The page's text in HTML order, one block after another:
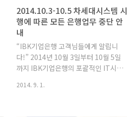
2014.10.3-10.5 차세대시스템 시
행에 따른 모든 은행업무 중단 안
내
“IBK기업은행 고객님들에게 알립니
다!” 2014년 10월 3일부터 10월 5일
까지 IBK기업은행의 포괄적인 IT시스
오픈될 예정입니다. POST차세대시스
2014. 9. 1.